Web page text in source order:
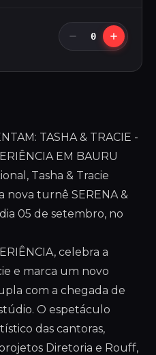
TASHA & TRACIE -
EM BAURU
Tasha & Tracie
nova turnê SERENA &
05 de setembro, no
celebra a
e marca um novo
com a chegada de
O espetáculo
das cantoras,
Diretoria e Rouff,
0